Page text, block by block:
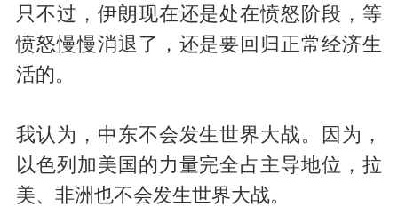
只不过，伊朗现在还是处在愤怒阶段，等
愤怒慢慢消退了，还是要回归正常经济生
活的。
我认为，中东不会发生世界大战。因为，
以色列加美国的力量完全占主导地位，拉
美、非洲也不会发生世界大战。